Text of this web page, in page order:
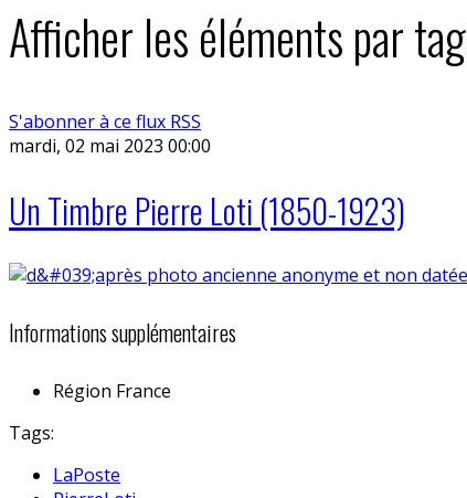
Afficher les éléments par
S'abonner à ce flux RSS
mardi, 02 mai 2023 00:00
Un Timbre Pierre Loti (1850-1923)
Informations supplémentaires
Région France
Tags:
LaPoste